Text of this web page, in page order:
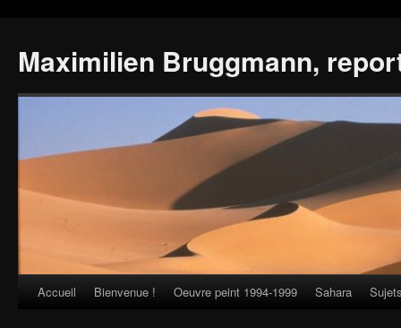
Maximilien Bruggmann,
SkipAccueil Bienvenue ! Oeuvre peint 1994-1999 Sahara